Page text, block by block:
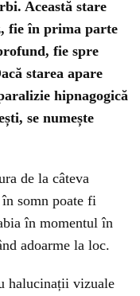
Această stare
fie în prima parte
fie spre
starea apare
hipnagogică
se numește
de la câteva
somn poate fi
în momentul în
adoarme la loc.
halucinații vizuale